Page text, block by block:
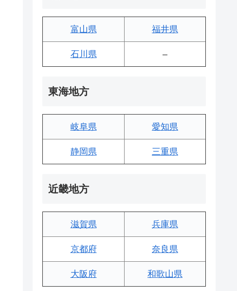
富山県 福井県
石川県 –
東海地方
岐阜県 愛知県
静岡県 三重県
近畿地方
滋賀県 兵庫県
京都府 奈良県
大阪府 和歌山県